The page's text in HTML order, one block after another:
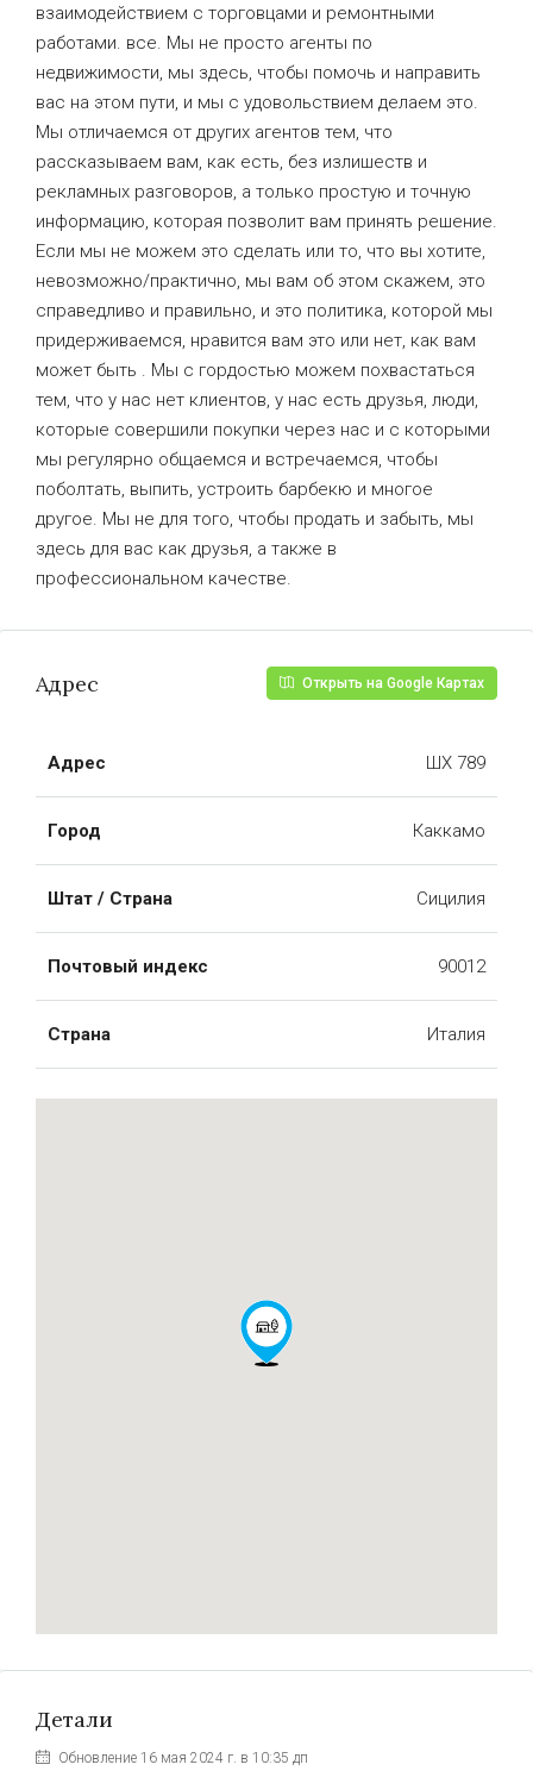
взаимодействием с торговцами и ремонтными
работами. все. Мы не просто агенты по
недвижимости, мы здесь, чтобы помочь и направить
вас на этом пути, и мы с удовольствием делаем это.
Мы отличаемся от других агентов тем, что
рассказываем вам, как есть, без излишеств и
рекламных разговоров, а только простую и точную
информацию, которая позволит вам принять решение.
Если мы не можем это сделать или то, что вы хотите,
невозможно/практично, мы вам об этом скажем, это
справедливо и правильно, и это политика, которой мы
придерживаемся, нравится вам это или нет, как вам
может быть . Мы с гордостью можем похвастаться
тем, что у нас нет клиентов, у нас есть друзья, люди,
которые совершили покупки через нас и с которыми
мы регулярно общаемся и встречаемся, чтобы
поболтать, выпить, устроить барбекю и многое
другое. Мы не для того, чтобы продать и забыть, мы
здесь для вас как друзья, а также в
профессиональном качестве.
Адрес Открыть на Google Картах
Адрес ШХ 789
Город Каккамо
Штат / Страна Сицилия
Почтовый индекс 90012
Страна Италия
Детали
Обновление 16 мая 2024 г. в 10:35 дп